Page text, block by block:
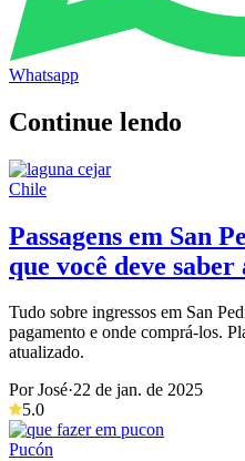
Whatsapp
Continue lendo
Chile
Passagens em San
que você deve
Tudo sobre ingressos em San
pagamento e onde comprá-los.
atualizado.
Por José·22 de jan. de 2025
5.0
Pucón